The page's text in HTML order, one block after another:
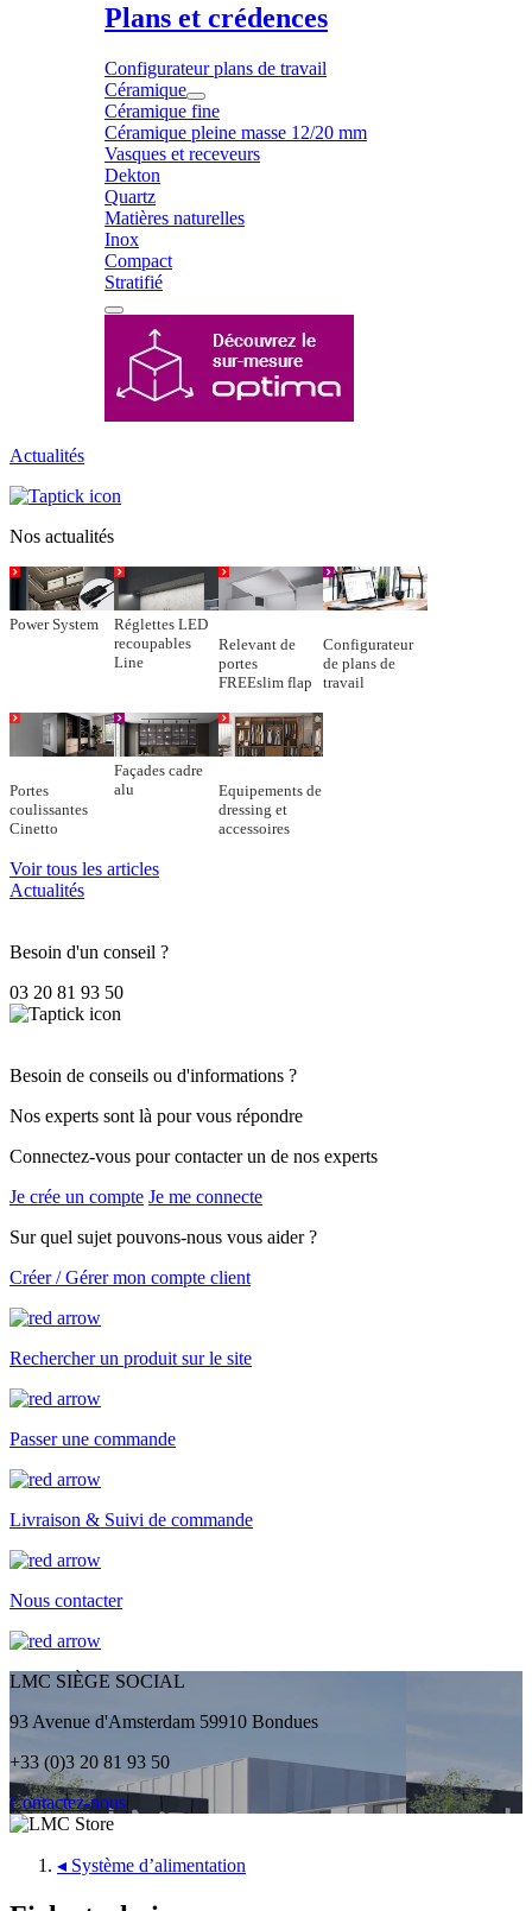
Plans et crédences
Configurateur plans de travail
Céramique
Céramique fine
Céramique pleine masse 12/20 mm
Vasques et receveurs
Dekton
Quartz
Matières naturelles
Inox
Compact
Stratifié
Actualités
Nos actualités
Power System
Réglettes LED
recoupables
Line
Relevant de
portes
FREEslim flap
Configurateur
de plans de
travail
Portes
coulissantes
Cinetto
Façades cadre
alu
Equipements de
dressing et
accessoires
Voir tous les articles
Actualités
Besoin d'un conseil ?
03 20 81 93 50
Besoin de conseils ou d'informations ?
Nos experts sont là pour vous répondre
Connectez-vous pour contacter un de nos experts
Je crée un compte Je me connecte
Sur quel sujet pouvons-nous vous aider ?
Créer / Gérer mon compte client
Rechercher un produit sur le site
Passer une commande
Livraison & Suivi de commande
Nous contacter
LMC SIÈGE SOCIAL
93 Avenue d'Amsterdam 59910 Bondues
+33 (0)3 20 81 93 50
Contactez-nous
◂ Système d’alimentation